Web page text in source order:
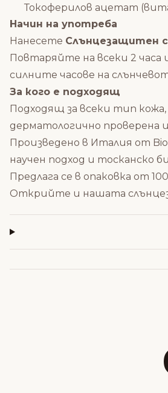
Токоферилов ацетат
Начин на употреба
Нанесете Слънцезащитен
Повтаряйте на всеки 2 часа
силните часове на
За кого е подходящ
Подходящ за всеки тип
дерматологично проверена
Произведено в Италия от
научен подход и тосканско
Предлага се в опаковка от
Открийте и нашата